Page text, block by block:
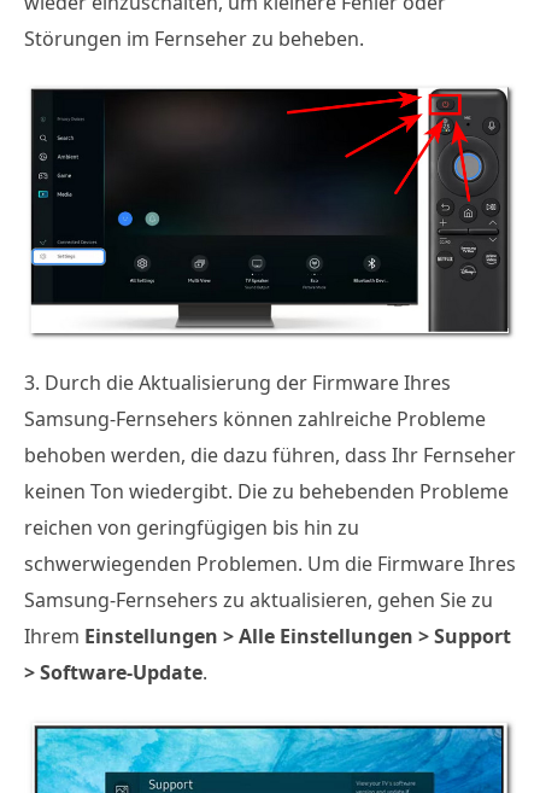
Störungen im Fernseher zu beheben.
3. Durch die Aktualisierung der Firmware Ihres
Samsung-Fernsehers können zahlreiche Probleme
behoben werden, die dazu führen, dass Ihr Fernseher
keinen Ton wiedergibt. Die zu behebenden Probleme
reichen von geringfügigen bis hin zu
schwerwiegenden Problemen. Um die Firmware Ihres
Samsung-Fernsehers zu aktualisieren, gehen Sie zu
Ihrem Einstellungen > Alle Einstellungen > Support
> Software-Update.